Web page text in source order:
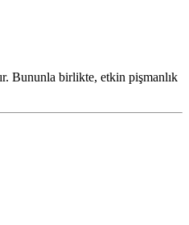
Bununla birlikte, etkin pişmanlık